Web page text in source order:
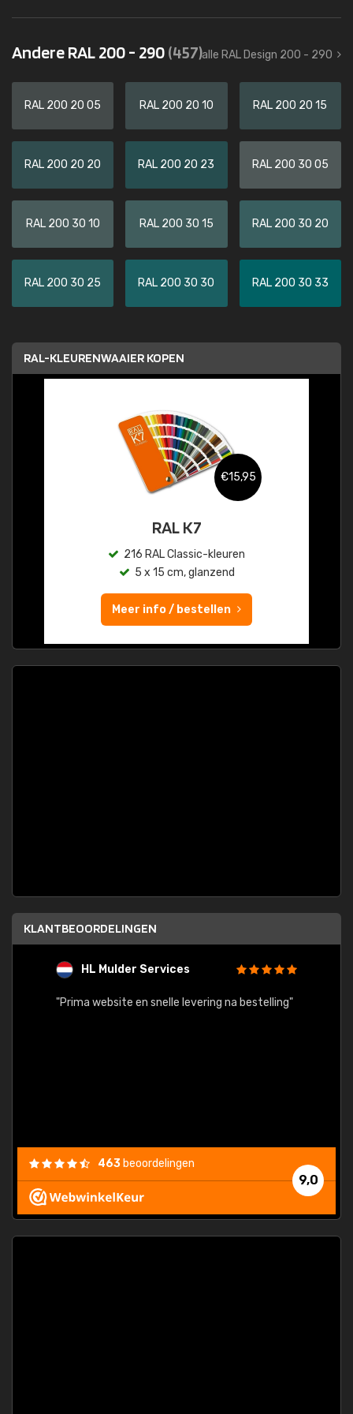
Andere RAL 200 - 290(457)alle RAL Design 200 - 290
RAL 200 20 05 RAL 200 20 10 RAL 200 20 15
RAL 200 20 20 RAL 200 20 23 RAL 200 30 05
RAL 200 30 10 RAL 200 30 15 RAL 200 30 20
RAL 200 30 25 RAL 200 30 30 RAL 200 30 33
RAL-KLEURENWAAIER KOPEN
€15,95
RAL K7
216 RAL Classic-kleuren
5 x 15 cm, glanzend
Meer info / bestellen
KLANTBEOORDELINGEN
HL Mulder Services
"Prima website en snelle levering na bestelling"
9,0
463 beoordelingen